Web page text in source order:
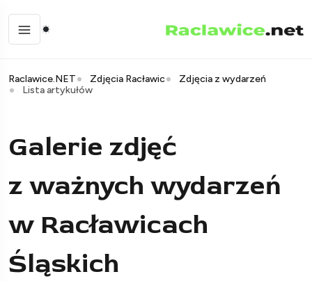
Raclawice.NET Zdjęcia Racławic
Zdjęcia z wydarzeń
Lista artykułów
Galerie zdjęć
z ważnych wydarzeń
w Racławicach
Śląskich